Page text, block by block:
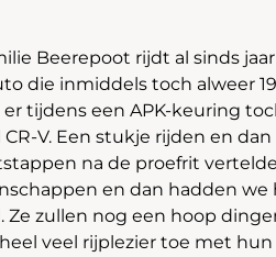
Beerepoot rijdt al sinds
die inmiddels toch alweer
tijdens een APK-keuring
V. Een stukje rijden en
na de proefrit
en dan hadden
Ze zullen nog een hoop
veel rijplezier toe met